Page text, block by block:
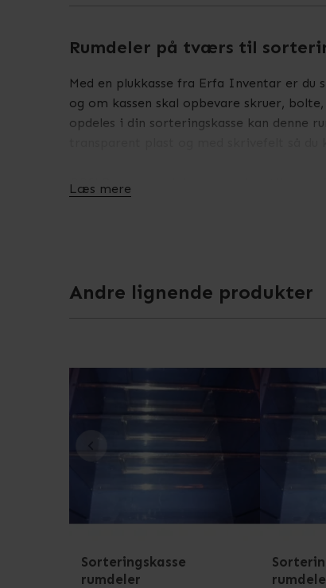
Rumdeler på tværs til
Med en plukkasse fra Erfa Inventar er
og om kassen skal opbevare skruer,
opdeles i din sorteringskasse kan denne
OBS! Denne rumdeler passer kun til
størrelse af vores plastkasser i KPRK
Læs mere
Andre lignende produkter
Sorteringskasse
rumdeler